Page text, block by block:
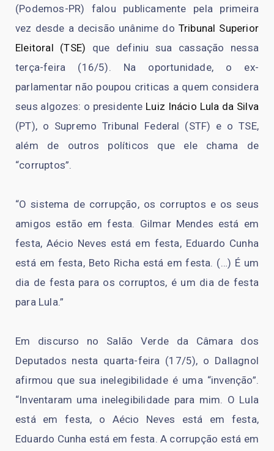
(Podemos-PR) falou publicamente pela primeira
vez desde a decisão unânime do Tribunal Superior
Eleitoral (TSE) que definiu sua cassação nessa
terça-feira (16/5). Na oportunidade, o ex-
parlamentar não poupou criticas a quem considera
seus algozes: o presidente Luiz Inácio Lula da Silva
(PT), o Supremo Tribunal Federal (STF) e o TSE,
além de outros políticos que ele chama de
“corruptos”.
“O sistema de corrupção, os corruptos e os seus
amigos estão em festa. Gilmar Mendes está em
festa, Aécio Neves está em festa, Eduardo Cunha
está em festa, Beto Richa está em festa. (…) É um
dia de festa para os corruptos, é um dia de festa
para Lula.”
Em discurso no Salão Verde da Câmara dos
Deputados nesta quarta-feira (17/5), o Dallagnol
afirmou que sua inelegibilidade é uma “invenção”.
“Inventaram uma inelegibilidade para mim. O Lula
está em festa, o Aécio Neves está em festa,
Eduardo Cunha está em festa. A corrupção está em